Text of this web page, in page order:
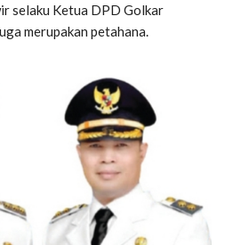
selaku Ketua DPD Golkar
merupakan petahana.